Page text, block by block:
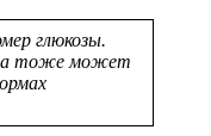
глюкозы.
тоже может